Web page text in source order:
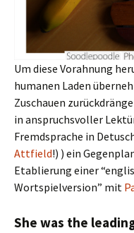
Um diese Vorahnung
humanen Laden
Zuschauen
in anspruchsvoller
Fremdsprache in
Attfield!) ) ein
Etablierung einer
Wortspielversion” mit
She was the